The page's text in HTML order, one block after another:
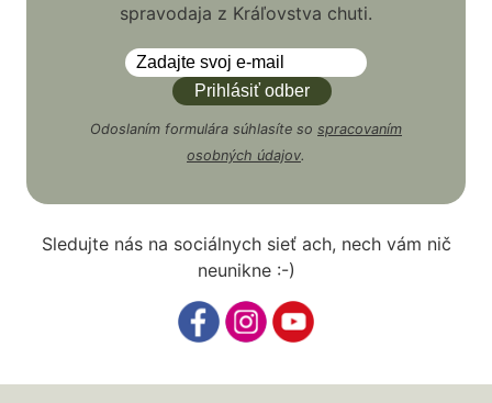
spravodaja z Kráľovstva chuti.
Odoslaním formulára súhlasíte so spracovaním
osobných údajov.
Sledujte nás na sociálnych sieť ach, nech vám nič
neunikne :-)